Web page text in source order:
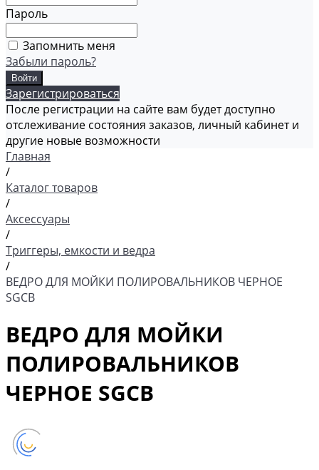
Пароль
Запомнить меня
Забыли пароль?
Зарегистрироваться
После регистрации на сайте вам будет доступно
отслеживание состояния заказов, личный кабинет и
другие новые возможности
Главная
/
Каталог товаров
/
Аксессуары
/
Триггеры, емкости и ведра
/
ВЕДРО ДЛЯ МОЙКИ ПОЛИРОВАЛЬНИКОВ ЧЕРНОЕ
SGCB
ВЕДРО ДЛЯ МОЙКИ
ПОЛИРОВАЛЬНИКОВ
ЧЕРНОЕ SGCB